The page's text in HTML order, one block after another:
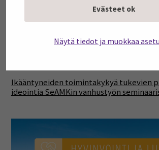
Evästeet ok
Näytä tiedot ja muokkaa
Ikääntyneiden toimintakykyä tukevien
ideointia SeAMKin vanhustyön